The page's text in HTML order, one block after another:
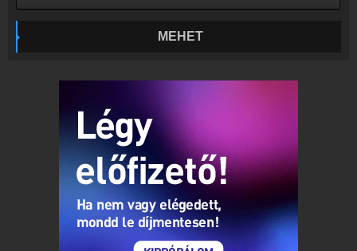
Rádió beágyazás
Ágyazd be weboldaladba
MEHET